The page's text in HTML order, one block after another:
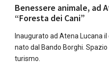
Benessere animale, ad
“Foresta dei Cani”
Inaugurato ad Atena Lucana
nato dal Bando Borghi.
turismo.